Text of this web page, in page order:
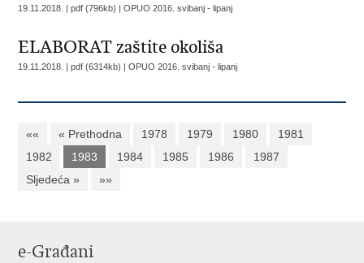
19.11.2018. | pdf (796kb) |OPUO 2016. svibanj - lipanj
ELABORAT zaštite okoliša
19.11.2018. | pdf (6314kb) |OPUO 2016. svibanj - lipanj
«« « Prethodna 1978 1979 1980
1981
1982
1983 1984 1985 1986
1987
Sljedeća »
»»
e-Građani